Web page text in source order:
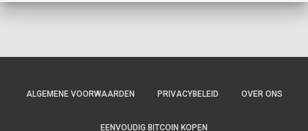
ALGEMENE VOORWAARDEN PRIVACYBELEID OVER ONS
EENVOUDIG BITCOIN KOPEN